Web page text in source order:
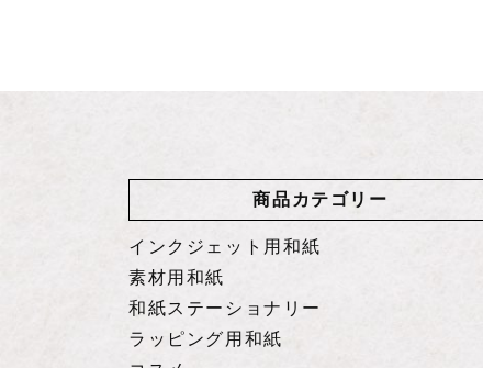
商品カテゴリー
インクジェット用和紙
素材用和紙
和紙ステーショナリー
ラッピング用和紙